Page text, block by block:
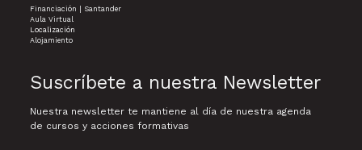
Financiación | Santander
Aula Virtual
Localización
Alojamiento
Suscríbete a nuestra Newsletter
Nuestra newsletter te mantiene al día de nuestra agenda
de cursos y acciones formativas